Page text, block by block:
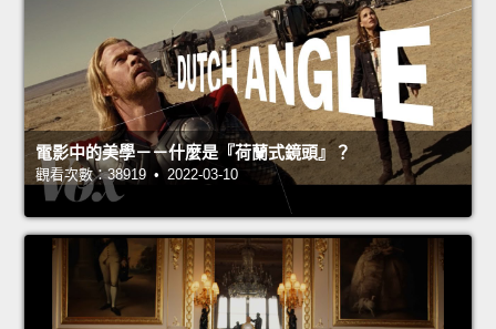
電影中的美學－－什麼是『荷蘭式鏡頭』？
觀看次數：38919 • 2022-03-10